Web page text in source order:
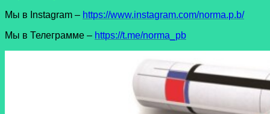
Мы в Instagram – https://www.instagram.com/norma.p.b/
Мы в Телеграмме – https://t.me/norma_pb